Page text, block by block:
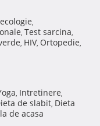
,
, Test sarcina,
, HIV, Ortopedie,
, Intretinere,
de slabit, Dieta
de acasa